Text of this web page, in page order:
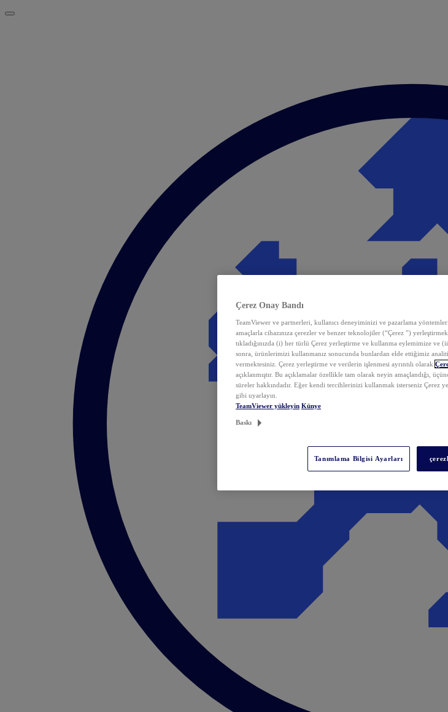
Çerez Onay Bandı
TeamViewer ve partnerleri, kullanıcı deneyiminizi ve pazarlama
amaçlarla cihazınıza çerezler ve benzer teknolojiler (“Çerez ”)
tıkladığınızda (i) her türlü Çerez yerleştirme ve kullanma eylemimize ve
sonra, ürünlerimizi kullanmanız sonucunda bunlardan elde ettiğimiz
vermektesiniz. Çerez yerleştirme ve verilerin işlenmesi ayrıntılı olarak
açıklanmıştır. Bu açıklamalar özellikle tam olarak neyin amaçlandığı,
süreler hakkındadır. Eğer kendi tercihlerinizi kullanmak isterseniz Çerez
gibi uyarlayın.
TeamViewer yükleyin Künye
Baskı
Tanımlama Bilgisi Ayarları